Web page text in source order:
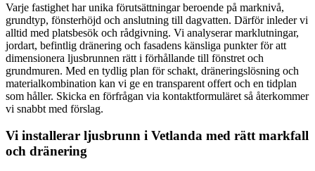
Varje fastighet har unika förutsättningar beroende på marknivå,
grundtyp, fönsterhöjd och anslutning till dagvatten. Därför inleder vi
alltid med platsbesök och rådgivning. Vi analyserar marklutningar,
jordart, befintlig dränering och fasadens känsliga punkter för att
dimensionera ljusbrunnen rätt i förhållande till fönstret och
grundmuren. Med en tydlig plan för schakt, dräneringslösning och
materialkombination kan vi ge en transparent offert och en tidplan
som håller. Skicka en förfrågan via kontaktformuläret så återkommer
vi snabbt med förslag.
Vi installerar ljusbrunn i Vetlanda med rätt markfall
och dränering